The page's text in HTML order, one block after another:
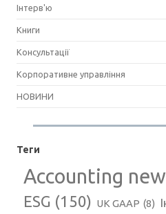
Інтерв'ю
Книги
Консультації
Корпоративне управління
НОВИНИ
Теги
Accounting
ESG (150) UK GAAP (8)